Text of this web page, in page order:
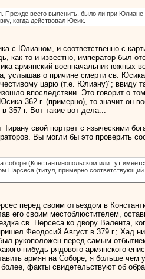
Прежде всего выяснить, было ли при
когда действовал Юсик.
с Юлианом, и соответственно с
как то и известно, император был
армянский военначальник южных
услышав о причине смерти св.
царю (т.е. Юлиану)"; ввиду
впоследствии. Это говорит о
362 г. (примерно), то значит он
357 г. Вот такие вот дела...
свой портрет с языческими
Вы могли бы это проверить
соборе (Константинопольском или тут
Нарсеса (титул, примерно
перед своим отъездом в
его своим местоблюстителем,
св. Нерсеса ко двору Валента,
Феодосий Август в 379 г.; Хад
рукоположен перед самым
нибудь рядового армянского
армян на Соборе; я больше чем
более, факты свидетельствуют об